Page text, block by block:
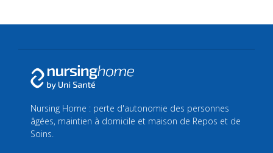
Nursing Home : perte d'autonomie des personnes
âgées, maintien à domicile et maison de Repos et de
Soins.